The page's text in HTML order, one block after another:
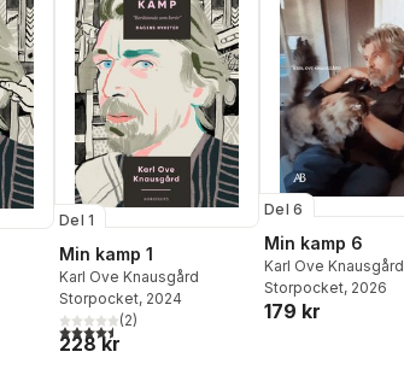
Del 1
Min kamp 1
Karl Ove Knausgård
Storpocket, 2024
4,5utav 5 stjärnor. Totalt antal röster:
(2)
228 kr
Del 6
Min kamp 6
Karl Ove Knausgård
Storpocket, 2026
179 kr